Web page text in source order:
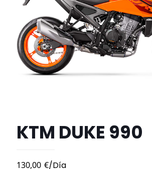
KTM DUKE 990
130,00 €/Día